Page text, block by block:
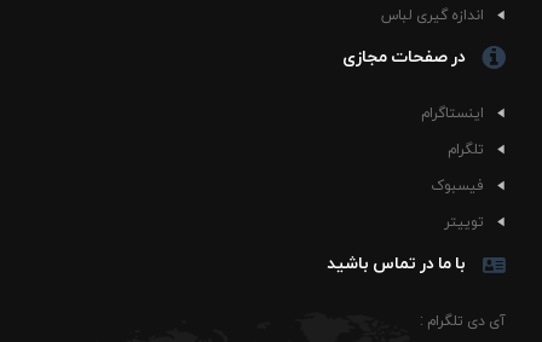
اندازه گیری لباس
در صفحات مجازی
اینستاگرام
تلگرام
فیسبوک
توییتر
با ما در تماس باشید
آی دی تلگرام :